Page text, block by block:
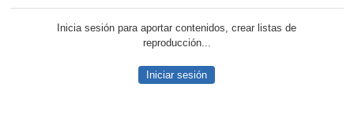
Inicia sesión para aportar contenidos, crear listas de
reproducción...
Iniciar sesión